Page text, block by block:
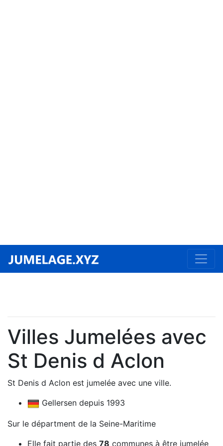
Villes Jumelées avec
St Denis d Aclon
St Denis d Aclon est jumelée avec une ville.
Gellersen depuis 1993
Sur le départment de la Seine-Maritime
Elle fait partie des 78 communes à être jumelée